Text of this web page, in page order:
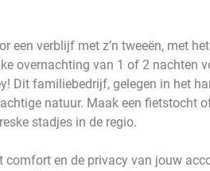
een verblijf met z’n tweeën, met
overnachting van 1 of 2 nachten
Dit familiebedrijf, gelegen in het
natuur. Maak een fietstocht
stadjes in de regio.
comfort en de privacy van jouw